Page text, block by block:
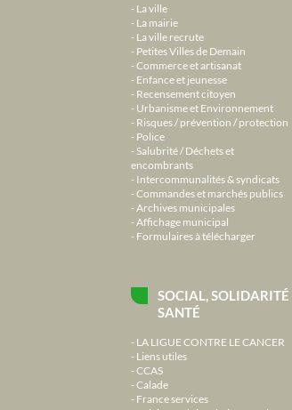
La ville
La mairie
La ville recrute
Petites Villes de Demain
Commerce et artisanat
Enfance et jeunesse
Recensement citoyen
Urbanisme et Environnement
Risques / prévention / protection
Police
Salubrité / Déchets et
encombrants
Intercommunalités & syndicats
Commandes et marchés publics
Archives municipales
Affichage municipal
Formulaires à télécharger
SOCIAL, SOLIDARITÉ
SANTÉ
LA LIGUE CONTRE LE CANCER
Liens utiles
CCAS
Calade
France services